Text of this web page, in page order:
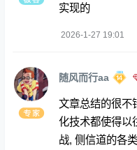
实现的
2026-1-27 19:01
随风而行aa
文章总结的很不
化技术都使得以
战, 侧信道的各